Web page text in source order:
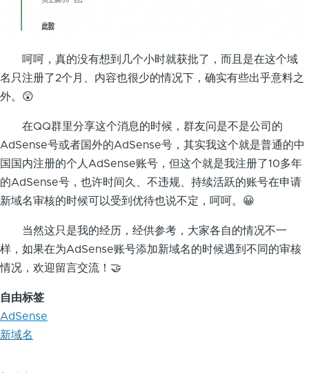
呵呵，真的没有想到几个小时就获批了，而且是在这个域
名只注册了2个月、内容也很少的情况下，确实有些出乎意料之
外。😲
在QQ群里分享这个消息的时候，群友问是不是公司的
AdSense号或者国外的AdSense号，其实我这个就是普通的中
国国内注册的个人AdSense账号，但这个就是我注册了10多年
的AdSense号，也许时间久、不违规、持续活跃的账号在申请
新域名审核的时候可以受到优待也说不定，呵呵。😀
当然这只是我的经历，经供参考，大家各自的情况不一
样，如果在为AdSense账号添加新域名的时候遇到不同的审核
情况，欢迎留言交流！🤝
自由标签
AdSense
新域名